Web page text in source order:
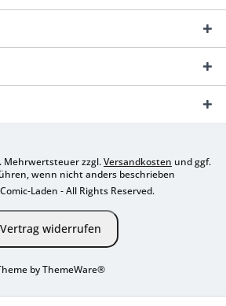
Mehrwertsteuer zzgl.Versandkosten und ggf.
wenn nicht anders beschrieben
Laden - All Rights Reserved.
Vertrag widerrufen
byThemeWare®